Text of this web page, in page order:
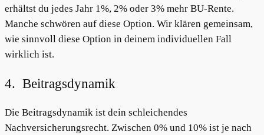
erhältst du jedes Jahr 1%, 2% oder 3% mehr BU-Rente.
Manche schwören auf diese Option. Wir klären gemeinsam,
wie sinnvoll diese Option in deinem individuellen Fall
wirklich ist.
4. Beitragsdynamik
Die Beitragsdynamik ist dein schleichendes
Nachversicherungsrecht. Zwischen 0% und 10% ist je nach